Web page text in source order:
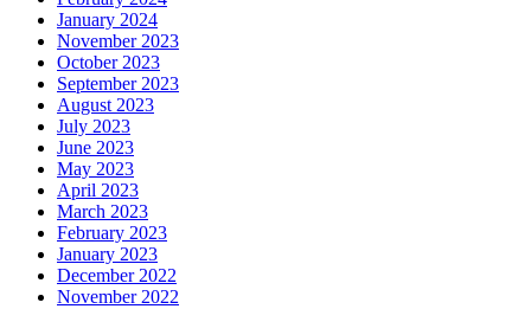
January 2024
November 2023
October 2023
September 2023
August 2023
July 2023
June 2023
May 2023
April 2023
March 2023
February 2023
January 2023
December 2022
November 2022